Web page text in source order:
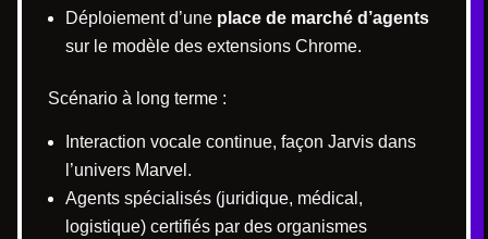
Déploiement d’une place de marché d’agents
sur le modèle des extensions Chrome.
Scénario à long terme :
Interaction vocale continue, façon Jarvis dans
l’univers Marvel.
Agents spécialisés (juridique, médical,
logistique) certifiés par des organismes